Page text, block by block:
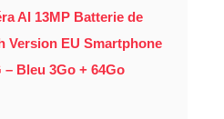
AI 13MP Batterie de
Version EU Smartphone
– Bleu 3Go + 64Go